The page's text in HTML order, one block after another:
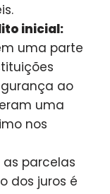
inicial:
uma parte
ao
uma
nos
as parcelas
dos juros é